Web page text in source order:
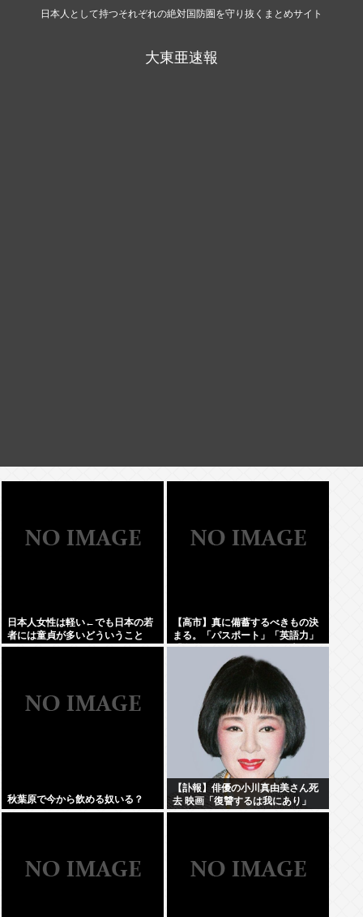
日本人として持つそれぞれの絶対国防圏を守り抜くまとめサイト
大東亜速報
日本人女性は軽い←でも日本の若
者には童貞が多いどういうこと
や？
【高市】真に備蓄するべきもの決
まる。「パスポート」「英語力」
「海外からアクセスして日本円を
海外送金出来るネットバンク」
秋葉原で今から飲める奴いる？
【訃報】俳優の小川真由美さん死
去 映画「復讐するは我にあり」